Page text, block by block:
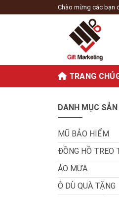
Chào mừng các bạn
TRANG CHỦ
DANH MỤC
MŨ BẢO HIỂM
ĐỒNG HỒ TREO
ÁO MƯA
Ô DÙ QUÀ TẶNG